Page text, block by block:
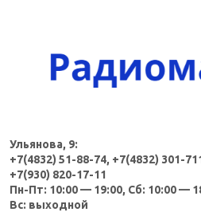
Ульянова, 9:
+7(4832) 51-88-74, +7(4832) 301-
+7(930) 820-17-11
Пн-Пт: 10:00 — 19:00, Сб: 10:00 —
Вс: выходной